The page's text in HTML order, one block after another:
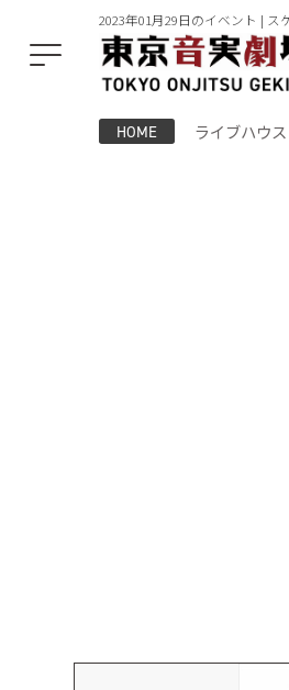
2023年01月29日のイベント |
HOME ライブハウ